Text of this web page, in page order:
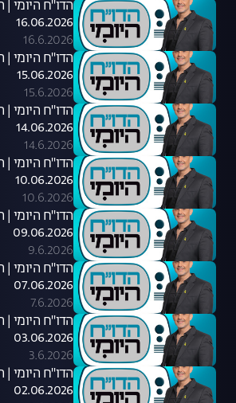
הדו"ח היומי
16.06.2026
16.6.2026
הדו"ח היומי
15.06.2026
15.6.2026
הדו"ח היומי
14.06.2026
14.6.2026
הדו"ח היומי
10.06.2026
10.6.2026
הדו"ח היומי
09.06.2026
9.6.2026
הדו"ח היומי
07.06.2026
7.6.2026
הדו"ח היומי
03.06.2026
3.6.2026
הדו"ח היומי
02.06.2026